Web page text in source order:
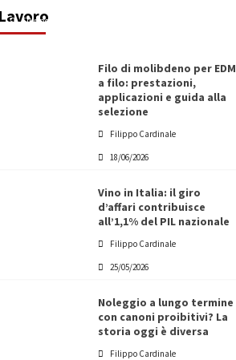
Lavoro
Filippo Cardinale
Filo di molibdeno per EDM
a filo: prestazioni,
applicazioni e guida alla
selezione
Filippo Cardinale
18/06/2026
Vino in Italia: il giro
d’affari contribuisce
all’1,1% del PIL nazionale
Filippo Cardinale
25/05/2026
Noleggio a lungo termine
con canoni proibitivi? La
storia oggi è diversa
Filippo Cardinale